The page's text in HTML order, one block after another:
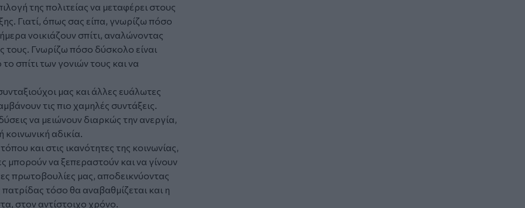
της πολιτείας να μεταφέρει στους
Γιατί, όπως σας είπα, γνωρίζω πόσο
νοικιάζουν σπίτι, αναλώνοντας
τους. Γνωρίζω πόσο δύσκολο είναι
σπίτι των γονιών τους και να
μας και άλλες ευάλωτες
τις πιο χαμηλές συντάξεις.
να μειώνουν διαρκώς την ανεργία,
κοινωνική αδικία.
και στις ικανότητες της κοινωνίας,
μπορούν να ξεπεραστούν και να γίνουν
πρωτοβουλίες μας, αποδεικνύοντας
τόσο θα αναβαθμίζεται και η
στον αντίστοιχο χρόνο.